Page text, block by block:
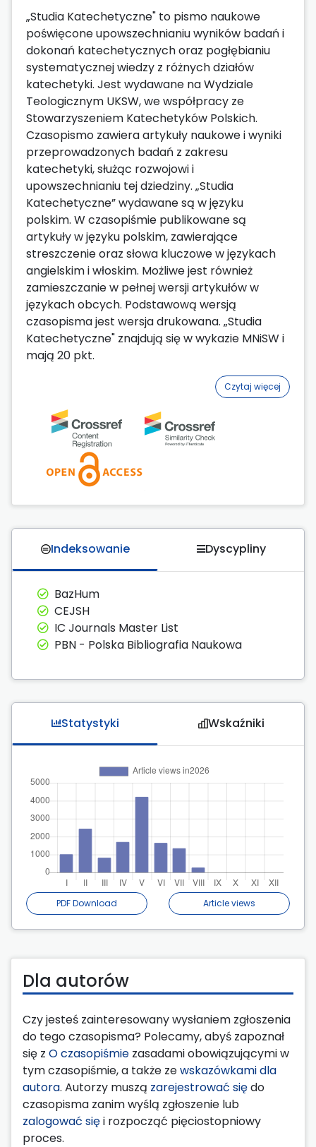
„Studia Katechetyczne" to pismo naukowe
poświęcone upowszechnianiu wyników badań i
dokonań katechetycznych oraz pogłębianiu
systematycznej wiedzy z różnych działów
katechetyki. Jest wydawane na Wydziale
Teologicznym UKSW, we współpracy ze
Stowarzyszeniem Katechetyków Polskich.
Czasopismo zawiera artykuły naukowe i wyniki
przeprowadzonych badań z zakresu
katechetyki, służąc rozwojowi i
upowszechnianiu tej dziedziny. „Studia
Katechetyczne” wydawane są w języku
polskim. W czasopiśmie publikowane są
artykuły w języku polskim, zawierające
streszczenie oraz słowa kluczowe w językach
angielskim i włoskim. Możliwe jest również
zamieszczanie w pełnej wersji artykułów w
językach obcych. Podstawową wersją
czasopisma jest wersja drukowana. „Studia
Katechetyczne" znajdują się w wykazie MNiSW i
mają 20 pkt.
Czytaj więcej
Indeksowanie Dyscypliny
BazHum
CEJSH
IC Journals Master List
PBN - Polska Bibliografia Naukowa
Statystyki Wskaźniki
PDF Download Article views
Dla autorów
Czy jesteś zainteresowany wysłaniem zgłoszenia
do tego czasopisma? Polecamy, abyś zapoznał
się z O czasopiśmie zasadami obowiązującymi w
tym czasopiśmie, a także zewskazówkami dla
autora. Autorzy muszą zarejestrować siędo
czasopisma zanim wyślą zgłoszenie lub
zalogować sięi rozpocząć pięciostopniowy
proces.